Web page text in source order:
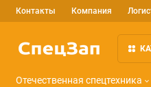
Контакты Компания
Отечественная спецтехника